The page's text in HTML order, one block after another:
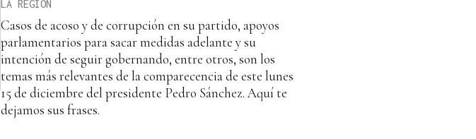
LA REGIÓN
Casos de acoso y de corrupción en su partido, apoyos
parlamentarios para sacar medidas adelante y su
intención de seguir gobernando, entre otros, son los
temas más relevantes de la comparecencia de este lunes
15 de diciembre del presidente Pedro Sánchez. Aquí te
dejamos sus frases.